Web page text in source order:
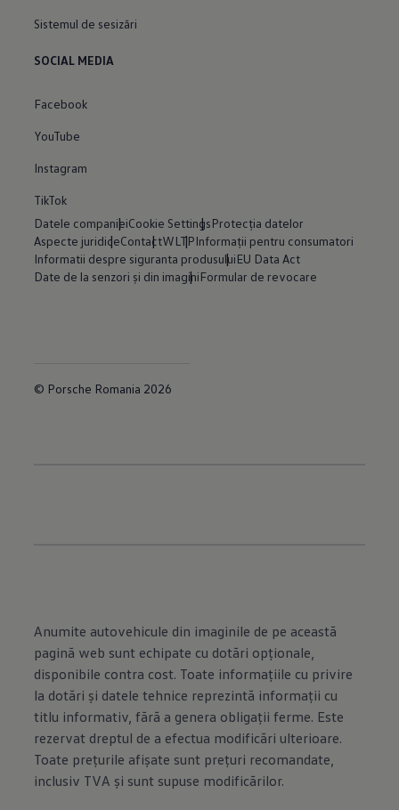
Sistemul de sesizări
SOCIAL MEDIA
Facebook
YouTube
Instagram
TikTok
Datele companieiCookie SettingsProtecția datelor
Aspecte juridiceContactWLTPInformații pentru consumatori
Informatii despre siguranta produsuluiEU Data Act
Date de la senzori și din imaginiFormular de revocare
© Porsche Romania 2026
Anumite autovehicule din imaginile de pe această
pagină web sunt echipate cu dotări opţionale,
disponibile contra cost. Toate informaţiile cu privire
la dotări şi datele tehnice reprezintă informaţii cu
titlu informativ, fără a genera obligaţii ferme. Este
rezervat dreptul de a efectua modificări ulterioare.
Toate preţurile afişate sunt preţuri recomandate,
inclusiv TVA şi sunt supuse modificărilor.